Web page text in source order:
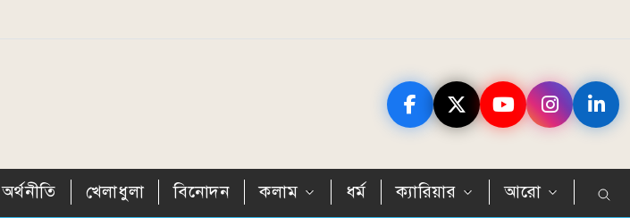
অর্থনীতি খেলাধুলা বিনোদন কলাম ধর্ম ক্যারিয়ার আরো